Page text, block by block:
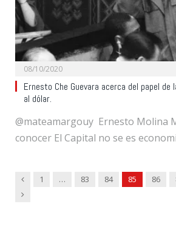
08/10/2020
Ernesto Che Guevara acerca del papel de
al dólar.
@mateamargouy Ernesto Molina
conocer El Capital no se es
Previous
1 … 83 84 85 86
Next